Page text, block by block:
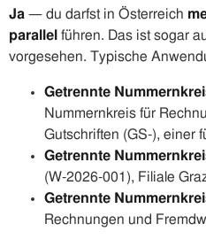
Ja — du darfst in Österreich
parallel führen. Das ist sogar
vorgesehen. Typische
Getrennte
Nummernkreis für
Gutschriften (GS-), einer
Getrennte
(W-2026-001), Filiale
Getrennte
Rechnungen und